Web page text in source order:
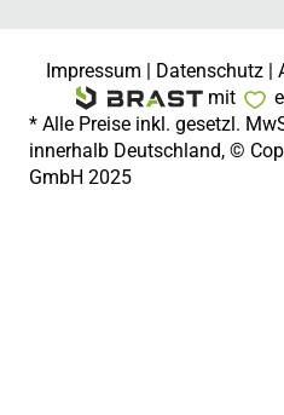
Impressum | Datenschutz|
mit
* Alle Preise inkl. gesetzl.
innerhalb Deutschland, ©
GmbH 2025